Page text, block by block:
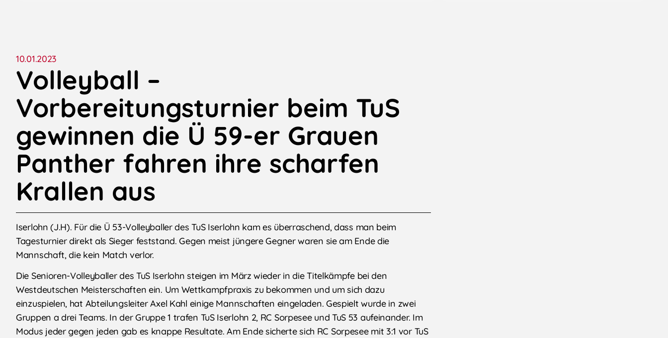
10.01.2023
Volleyball –
Vorbereitungsturnier beim TuS
gewinnen die Ü 59-er Grauen
Panther fahren ihre scharfen
Krallen aus
Iserlohn (J.H). Für die Ü 53-Volleyballer des TuS Iserlohn kam es überraschend, dass man beim
Tagesturnier direkt als Sieger feststand. Gegen meist jüngere Gegner waren sie am Ende die
Mannschaft, die kein Match verlor.
Die Senioren-Volleyballer des TuS Iserlohn steigen im März wieder in die Titelkämpfe bei den
Westdeutschen Meisterschaften ein. Um Wettkampfpraxis zu bekommen und um sich dazu
einzuspielen, hat Abteilungsleiter Axel Kahl einige Mannschaften eingeladen. Gespielt wurde in zwei
Gruppen a drei Teams. In der Gruppe 1 trafen TuS Iserlohn 2, RC Sorpesee und TuS 53 aufeinander. Im
Modus jeder gegen jeden gab es knappe Resultate. Am Ende sicherte sich RC Sorpesee mit 3:1 vor TuS